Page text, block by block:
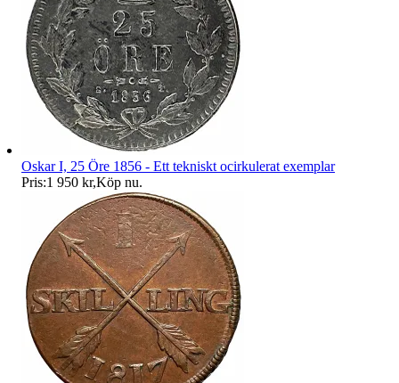
Oskar I, 25 Öre 1856 - Ett tekniskt ocirkulerat exemplar
Pris:1 950 kr,Köp nu.